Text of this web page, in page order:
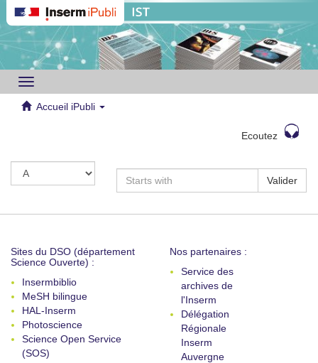
Toggle
navigation
Accueil iPubli
Ecoutez
Valider
Sites du DSO (département
Science Ouverte) :
Insermbiblio
MeSH bilingue
HAL-Inserm
Photoscience
Science Open Service
(SOS)
Nos partenaires :
Service des
archives de
l'Inserm
Délégation
Régionale
Inserm
Auvergne